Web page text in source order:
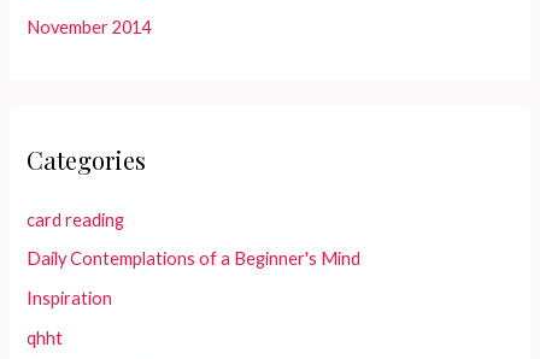
November 2014
Categories
card reading
Daily Contemplations of a Beginner's Mind
Inspiration
qhht